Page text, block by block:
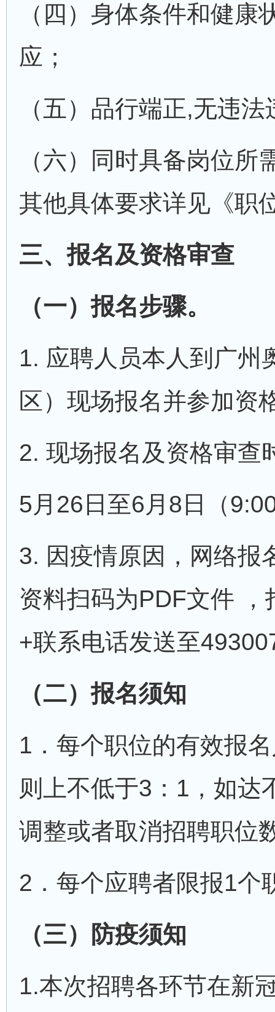
（四）身体条件和健
应；
（五）品行端正,无违
（六）同时具备岗位
其他具体要求详见《职
三、报名及资格审查
（一）报名步骤。
1. 应聘人员本人到广州
区）现场报名并参加资
2. 现场报名及资格审查
5月26日至6月8日（
3. 因疫情原因，网络报
资料扫码为PDF文件
+联系电话发送至
（二）报名须知
1．每个职位的有效报
则上不低于3：1，如达
调整或者取消招聘职位
2．每个应聘者限报1个
（三）防疫须知
1.本次招聘各环节在新